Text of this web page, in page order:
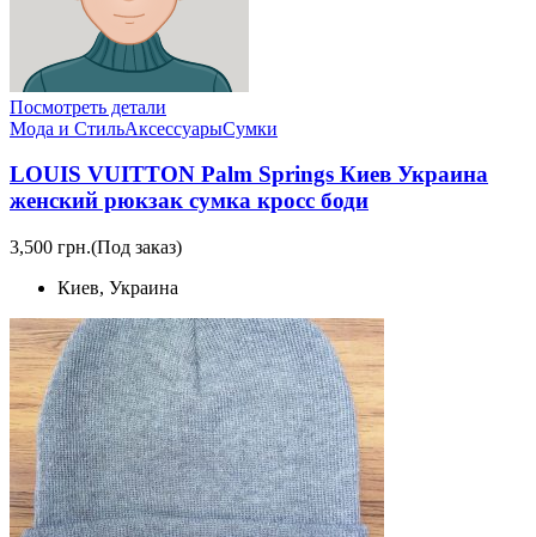
Посмотреть детали
Мода и СтильАксессуарыСумки
LOUIS VUITTON Palm Springs Киев Украина
женский рюкзак сумка кросс боди
3,500 грн.(Под заказ)
Киев, Украина